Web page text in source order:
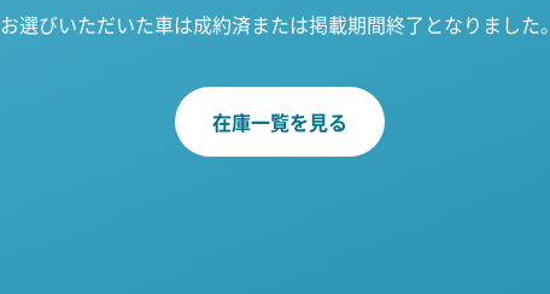
お選びいただいた車は成約済または掲載期間終了となりました
在庫一覧を見る